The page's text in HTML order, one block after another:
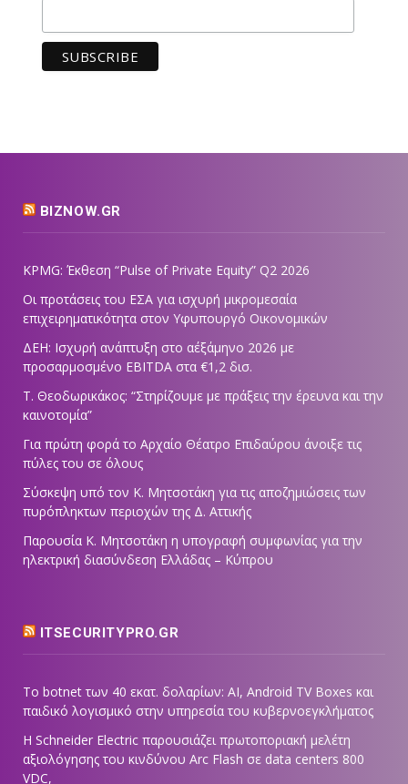
BIZNOW.GR
KPMG: Έκθεση “Pulse of Private Equity” Q2 2026
Οι προτάσεις του ΕΣΑ για ισχυρή μικρομεσαία
επιχειρηματικότητα στον Υφυπουργό Οικονομικών
ΔΕΗ: Ισχυρή ανάπτυξη στο α΄εξάμηνο 2026 με
προσαρμοσμένο EBITDA στα €1,2 δισ.
Τ. Θεοδωρικάκος: “Στηρίζουμε με πράξεις την έρευνα και την
καινοτομία”
Για πρώτη φορά το Αρχαίο Θέατρο Επιδαύρου άνοιξε τις
πύλες του σε όλους
Σύσκεψη υπό τον Κ. Μητσοτάκη για τις αποζημιώσεις των
πυρόπληκτων περιοχών της Δ. Αττικής
Παρουσία Κ. Μητσοτάκη η υπογραφή συμφωνίας για την
ηλεκτρική διασύνδεση Ελλάδας – Κύπρου
ITSECURITYPRO.GR
Το botnet των 40 εκατ. δολαρίων: AI, Android TV Boxes και
παιδικό λογισμικό στην υπηρεσία του κυβερνοεγκλήματος
Η Schneider Electric παρουσιάζει πρωτοποριακή μελέτη
αξιολόγησης του κινδύνου Arc Flash σε data centers 800
VDC,